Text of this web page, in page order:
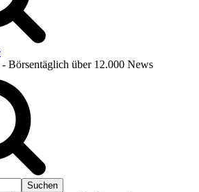
- Börsentäglich über 12.000 News